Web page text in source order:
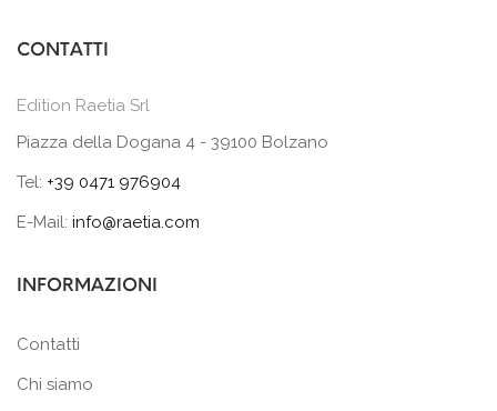
CONTATTI
Edition Raetia Srl
Piazza della Dogana 4 - 39100 Bolzano
Tel: +39 0471 976904
E-Mail: info@raetia.com
INFORMAZIONI
Contatti
Chi siamo